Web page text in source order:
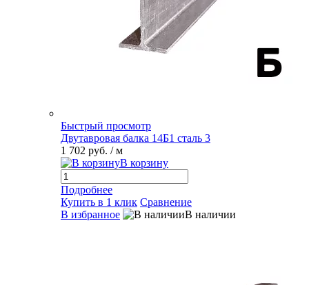
Быстрый просмотр
Двутавровая балка 14Б1 сталь 3
1 702 руб. / м
В корзину
Подробнее
Купить в 1 клик Сравнение
В избранное
В наличии